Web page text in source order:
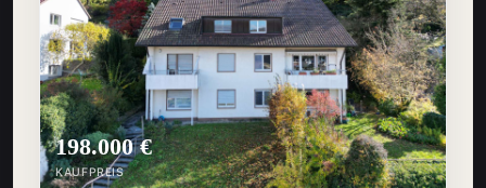
198.000 €
KAUFPREIS